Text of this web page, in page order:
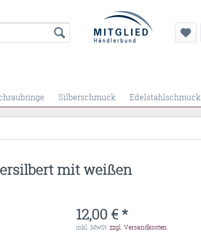
Silberschmuck Edelstahlschmuck
mit weißen
12,00 € *
inkl. MwSt.zzgl. Versandkosten